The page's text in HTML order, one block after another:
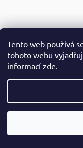
Tento web používá
tohoto webu
informací zde.